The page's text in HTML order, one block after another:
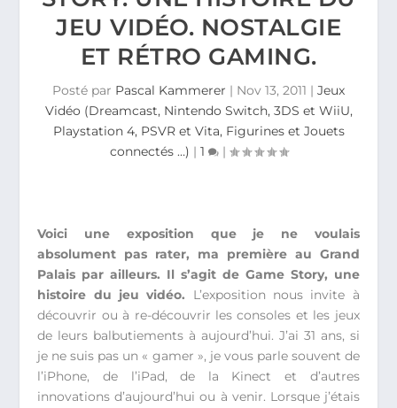
JEU VIDÉO. NOSTALGIE
ET RÉTRO GAMING.
Posté par Pascal Kammerer | Nov 13, 2011 | Jeux
Vidéo (Dreamcast, Nintendo Switch, 3DS et WiiU,
Playstation 4, PSVR et Vita, Figurines et Jouets
connectés …) | 1 |
Voici une exposition que je ne voulais
absolument pas rater, ma première au Grand
Palais par ailleurs. Il s’agit de Game Story, une
histoire du jeu vidéo. L’exposition nous invite à
découvrir ou à re-découvrir les consoles et les jeux
de leurs balbutiements à aujourd’hui. J’ai 31 ans, si
je ne suis pas un « gamer », je vous parle souvent de
l’iPhone, de l’iPad, de la Kinect et d’autres
innovations d’aujourd’hui ou à venir. Lorsque j’étais